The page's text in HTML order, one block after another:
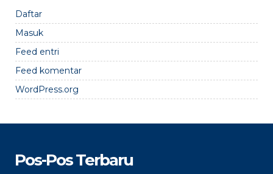
Daftar
Masuk
Feed entri
Feed komentar
WordPress.org
Pos-Pos Terbaru